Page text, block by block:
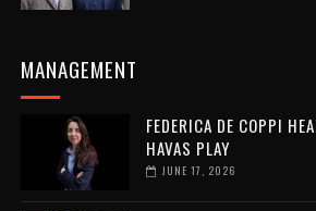
MANAGEMENT
FEDERICA DE COPPI
HAVAS PLAY
JUNE 17, 2026